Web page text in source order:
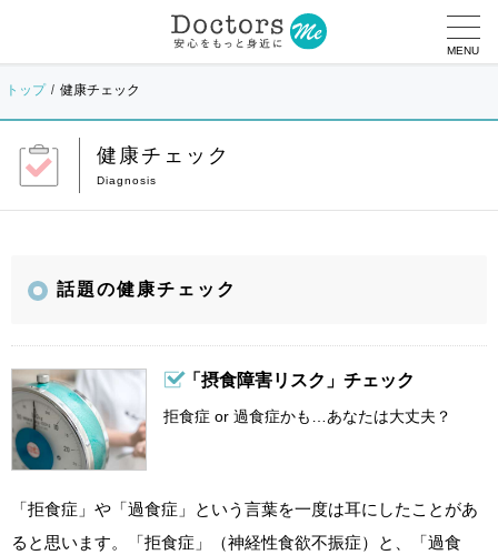
MENU
トップ 健康チェック
健康チェック
話題の健康チェック
「摂食障害リスク」チェック
拒食症 or 過食症かも…あなたは大丈夫？
「拒食症」や「過食症」という言葉を一度は耳にしたことがあ
ると思います。「拒食症」（神経性食欲不振症）と、「過食